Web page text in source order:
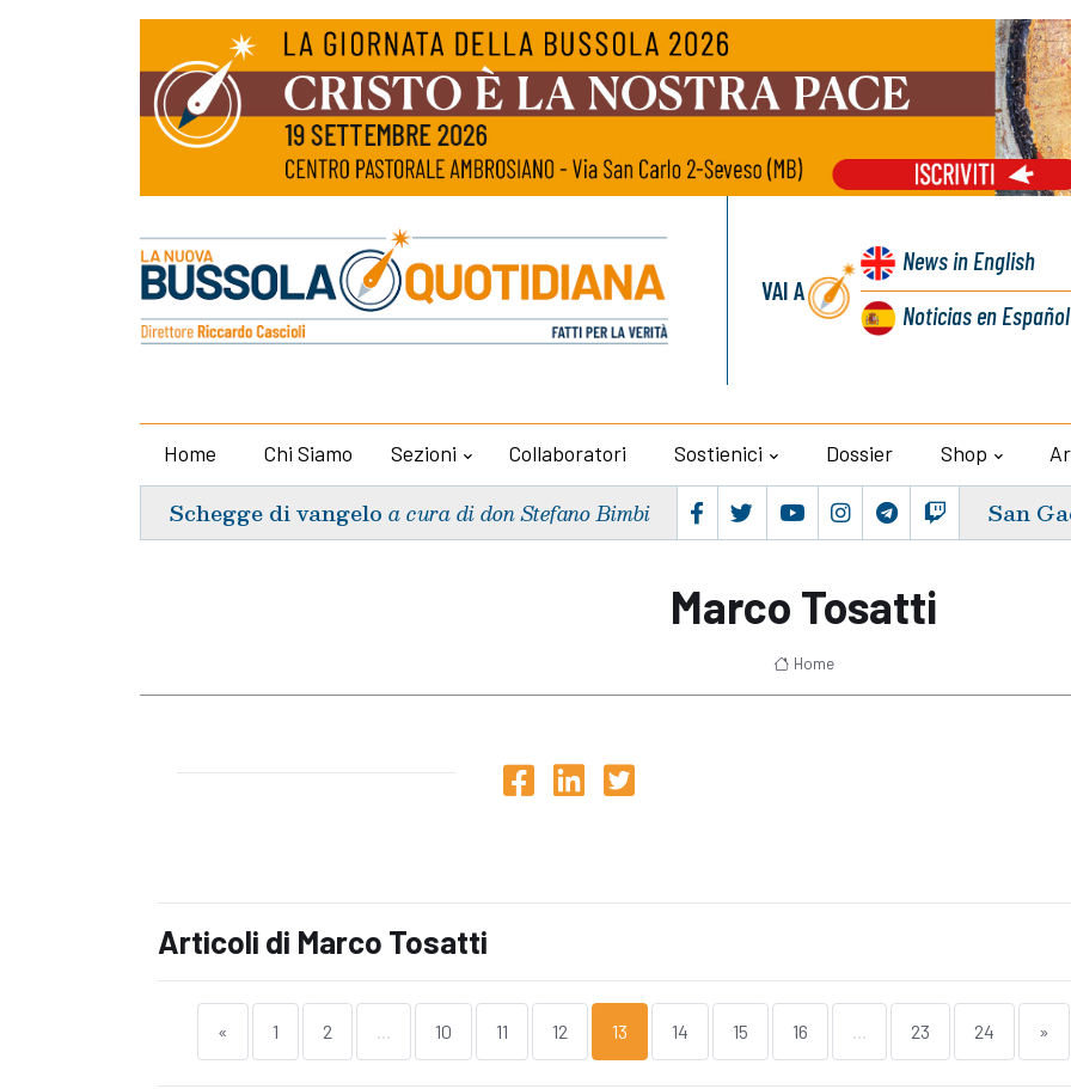
VAI A
Newsin English
Noticiasen Español
Home Chi Siamo Sezioni Collaboratori Sostienici Dossier Shop
Schegge di vangelo a cura di don Stefano Bimbi San
Marco Tosatti
Home
Articoli di Marco Tosatti
« 1 2 ... 10 11 12 13 14 15 16 ... 23 24 »